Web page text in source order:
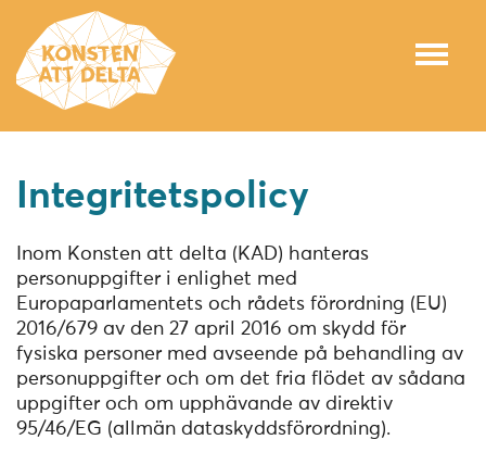
Integritetspolicy
Inom Konsten att delta (KAD) hanteras
personuppgifter i enlighet med
Europaparlamentets och rådets förordning (EU)
2016/679 av den 27 april 2016 om skydd för
fysiska personer med avseende på behandling av
personuppgifter och om det fria flödet av sådana
uppgifter och om upphävande av direktiv
95/46/EG (allmän dataskyddsförordning).